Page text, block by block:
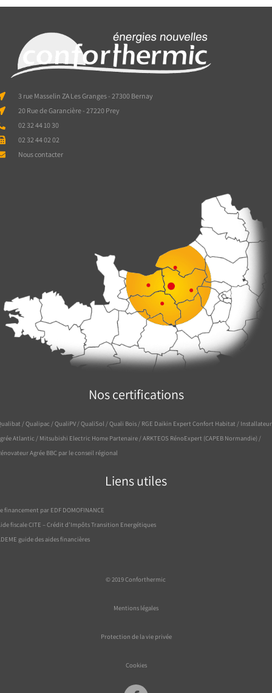
3 rue Masselin ZA Les Granges - 27300 Bernay
20 Rue de Garancière - 27220 Prey
02 32 44 10 30
02 32 44 02 02
Nous contacter
Nos certifications
/ Qualipac / QualiPV / QualiSol / Quali Bois / RGE Daikin Expert Confort Habitat / Installateur
Atlantic / Mitsubishi Electric Home Partenaire / ARKTEOS RénoExpert (CAPEB Normandie) /
Agrée BBC par le conseil régional
Liens utiles
financement par EDF DOMOFINANCE
fiscale CITE – Crédit d’Impôts Transition Energétiques
guide des aides financières
© 2019Conforthermic
Mentions légales
Protection de la vie privée
Cookies